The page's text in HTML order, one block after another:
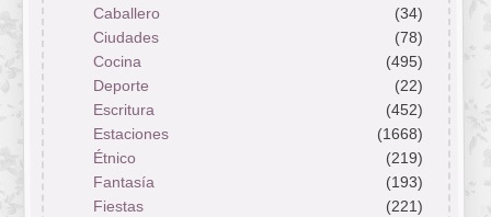
Caballero
(34)
Ciudades
(78)
Cocina
(495)
Deporte
(22)
Escritura
(452)
Estaciones
(1668)
Étnico
(219)
Fantasía
(193)
Fiestas
(221)